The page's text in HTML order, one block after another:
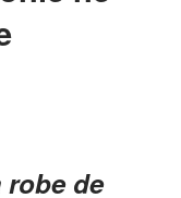
robe de